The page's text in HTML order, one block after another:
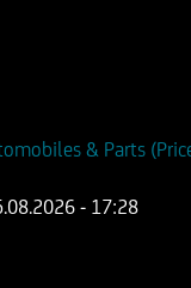
& Parts
- 17:28